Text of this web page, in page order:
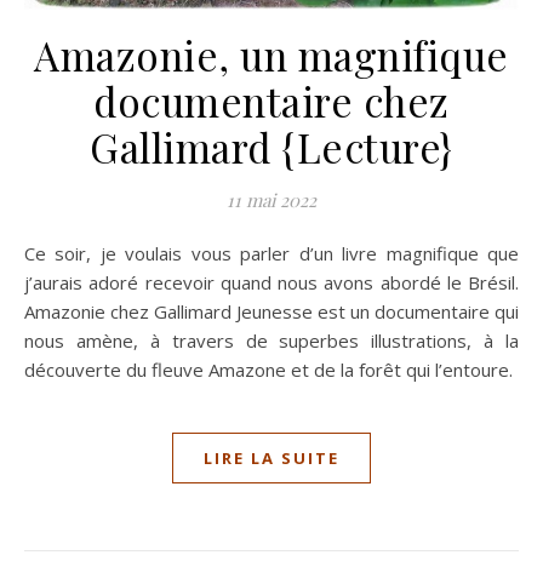
Amazonie, un magnifique
documentaire chez
Gallimard {Lecture}
11 mai 2022
Ce soir, je voulais vous parler d’un livre magnifique que
j’aurais adoré recevoir quand nous avons abordé le Brésil.
Amazonie chez Gallimard Jeunesse est un documentaire qui
nous amène, à travers de superbes illustrations, à la
découverte du fleuve Amazone et de la forêt qui l’entoure.
LIRE LA SUITE